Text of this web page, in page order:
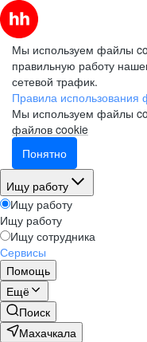
Мы используем файлы
правильную работу
сетевой трафик.
Правила использования
Мы используем файлы
файлов cookie
Понятно
Ищу работу
Ищу работу
Ищу работу
Ищу сотрудника
Сервисы
Помощь
Ещё
Поиск
Махачкала